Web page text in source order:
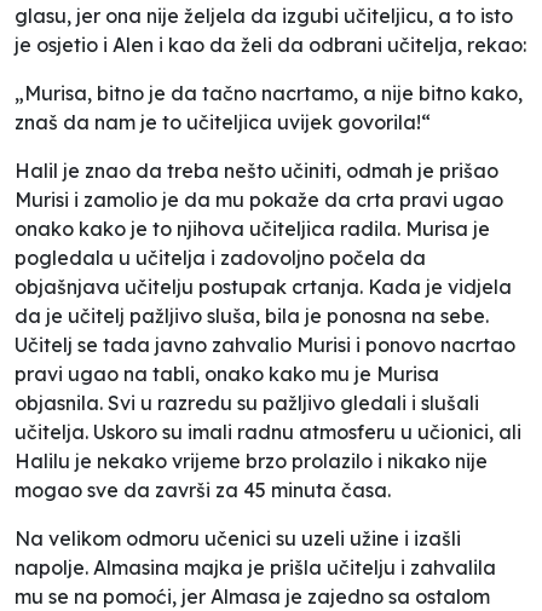
glasu, jer ona nije željela da izgubi učiteljicu, a to isto
je osjetio i Alen i kao da želi da odbrani učitelja, rekao:
„Murisa, bitno je da tačno nacrtamo, a nije bitno kako,
znaš da nam je to učiteljica uvijek govorila!“
Halil je znao da treba nešto učiniti, odmah je prišao
Murisi i zamolio je da mu pokaže da crta pravi ugao
onako kako je to njihova učiteljica radila. Murisa je
pogledala u učitelja i zadovoljno počela da
objašnjava učitelju postupak crtanja. Kada je vidjela
da je učitelj pažljivo sluša, bila je ponosna na sebe.
Učitelj se tada javno zahvalio Murisi i ponovo nacrtao
pravi ugao na tabli, onako kako mu je Murisa
objasnila. Svi u razredu su pažljivo gledali i slušali
učitelja. Uskoro su imali radnu atmosferu u učionici, ali
Halilu je nekako vrijeme brzo prolazilo i nikako nije
mogao sve da završi za 45 minuta časa.
Na velikom odmoru učenici su uzeli užine i izašli
napolje. Almasina majka je prišla učitelju i zahvalila
mu se na pomoći, jer Almasa je zajedno sa ostalom